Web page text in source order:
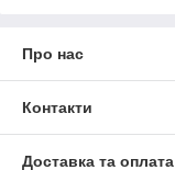
Про нас
Контакти
Доставка та оплата